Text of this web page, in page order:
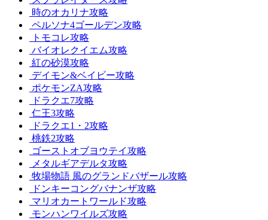
時のオカリナ攻略
ペルソナ4ゴールデン攻略
トモコレ攻略
バイオレクイエム攻略
紅の砂漠攻略
デイモン&ベイビー攻略
ポケモンZA攻略
ドラクエ7攻略
仁王3攻略
ドラクエ1・2攻略
桃鉄2攻略
ゴーストオブヨウテイ攻略
メタルギアデルタ攻略
牧場物語 風のグランドバザール攻略
ドンキーコングバナンザ攻略
マリオカートワールド攻略
モンハンワイルズ攻略